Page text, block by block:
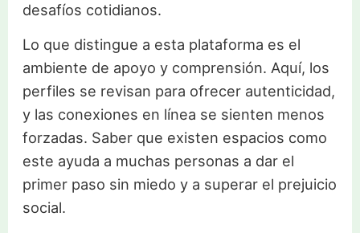
desafíos cotidianos.
Lo que distingue a esta plataforma es el
ambiente de apoyo y comprensión. Aquí, los
perfiles se revisan para ofrecer autenticidad,
y las conexiones en línea se sienten menos
forzadas. Saber que existen espacios como
este ayuda a muchas personas a dar el
primer paso sin miedo y a superar el prejuicio
social.